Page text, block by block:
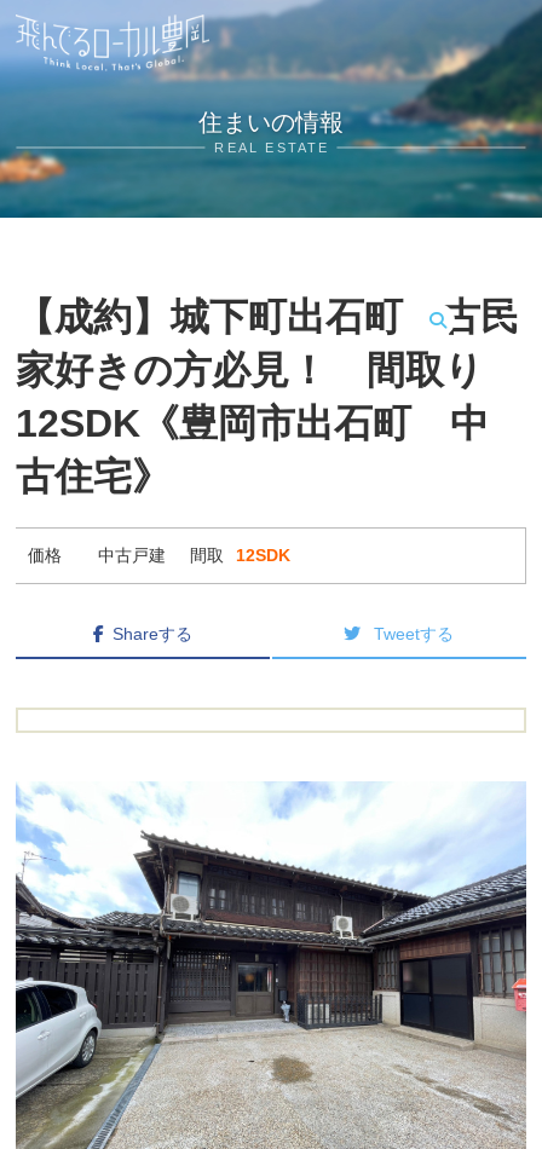
住まいの情報
REAL ESTATE
【成約】城下町出石町 古民
家好きの方必見！ 間取り
12SDK《豊岡市出石町 中
古住宅》
価格 中古戸建 間取 12SDK
Shareする Tweetする